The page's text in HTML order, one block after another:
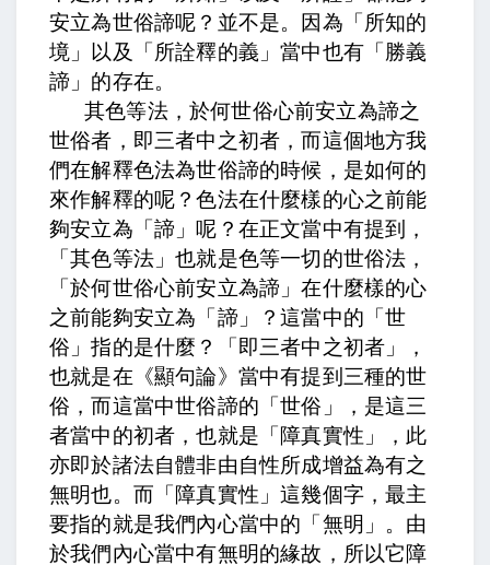
安立為世俗諦呢？並不是。因為「所知的
境」以及「所詮釋的義」當中也有「勝義
諦」的存在。
其色等法，於何世俗心前安立為諦之
世俗者，即三者中之初者，而這個地方我
們在解釋色法為世俗諦的時候，是如何的
來作解釋的呢？色法在什麼樣的心之前能
夠安立為「諦」呢？在正文當中有提到，
「其色等法」也就是色等一切的世俗法，
「於何世俗心前安立為諦」在什麼樣的心
之前能夠安立為「諦」？這當中的「世
俗」指的是什麼？「即三者中之初者」，
也就是在《顯句論》當中有提到三種的世
俗，而這當中世俗諦的「世俗」，是這三
者當中的初者，也就是「障真實性」， 此
亦即於諸法自體非由自性所成增益為有之
無明也。 而「障真實性」這幾個字，最主
要指的就是我們內心當中的「無明」。由
於我們內心當中有無明的緣故，所以它障